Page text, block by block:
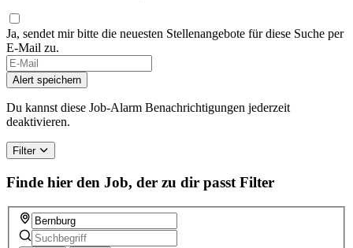
Ja, sendet mir bitte die neuesten Stellenangebote für diese Suche per
E-Mail zu.
Alert speichern
Du kannst diese Job-Alarm Benachrichtigungen jederzeit
deaktivieren.
Filter
Finde hier den Job, der zu dir passt Filter